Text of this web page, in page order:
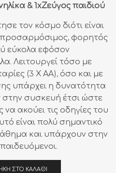
& 1xΖεύγος παιδιού
τον κόσμο διότι είναι
προσαρμόσιμος, φορητός
εύκολα εφόσον
Λειτουργεί τόσο με
(3 Χ ΑΑ), όσο και με
υπάρχει η δυνατότητα
συσκευή έτσι ώστε
ακούει τις οδηγίες του
είναι πολύ σημαντικό
και υπάρχουν στην
ΣΤΟ ΚΑΛΆΘΙ